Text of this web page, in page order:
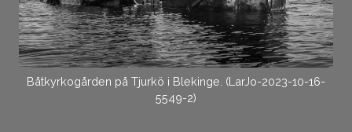
Båtkyrkogården på Tjurkö i Blekinge. (LarJo-2023-10-16-
5549-2)